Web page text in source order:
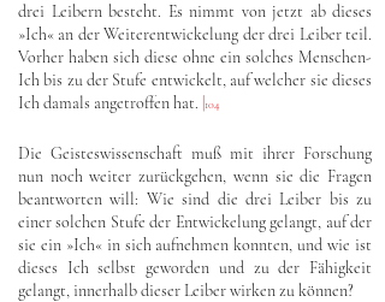
drei Leibern besteht. Es nimmt von jetzt ab dieses
»Ich« an der Weiterentwickelung der drei Leiber teil.
Vorher haben sich diese ohne ein solches Menschen-
Ich bis zu der Stufe entwickelt, auf welcher sie dieses
Ich damals angetroffen hat. 104
Die Geisteswissenschaft muß mit ihrer Forschung
nun noch weiter zurückgehen, wenn sie die Fragen
beantworten will: Wie sind die drei Leiber bis zu
einer solchen Stufe der Entwickelung gelangt, auf der
sie ein »Ich« in sich aufnehmen konnten, und wie ist
dieses Ich selbst geworden und zu der Fähigkeit
gelangt, innerhalb dieser Leiber wirken zu können?